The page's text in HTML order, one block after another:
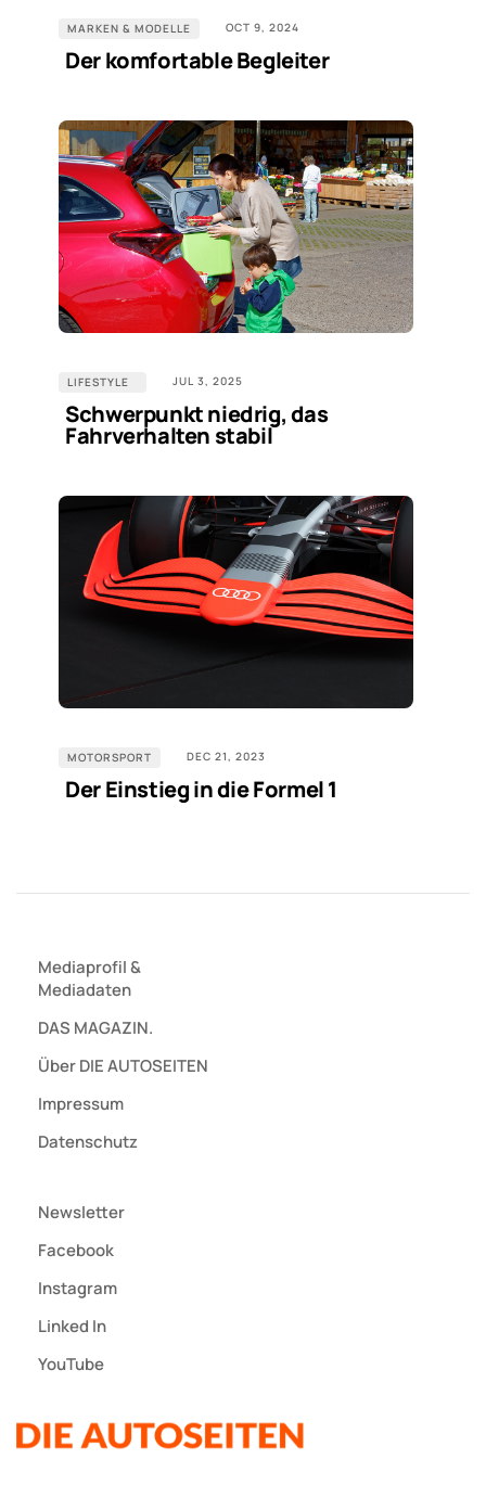
MARKEN & MODELLE OCT 9, 2024
Der komfortable Begleiter
LIFESTYLE JUL 3, 2025
Schwerpunkt niedrig, das
Fahrverhalten stabil
MOTORSPORT DEC 21, 2023
Der Einstieg in die Formel 1
Mediaprofil&
Mediadaten
DAS MAGAZIN.
Über DIE AUTOSEITEN
Impressum
Datenschutz
Newsletter
Facebook
Instagram
Linked In
YouTube